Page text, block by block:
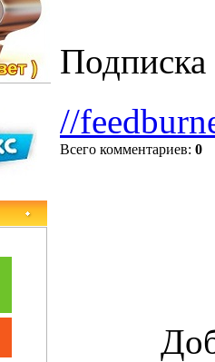
Подписка
//
Всего комментариев: 0